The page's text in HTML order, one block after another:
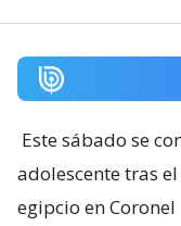
Este sábado se
adolescente tras
egipcio en Coronel